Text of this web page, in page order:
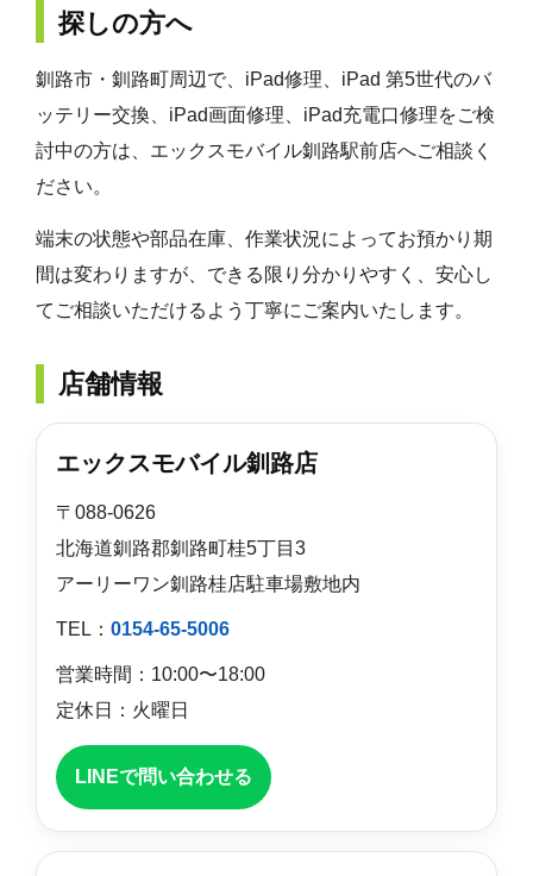
探しの方へ
釧路市・釧路町周辺で、iPad修理、iPad 第5世代のバ
ッテリー交換、iPad画面修理、iPad充電口修理をご検
討中の方は、エックスモバイル釧路駅前店へご相談く
ださい。
端末の状態や部品在庫、作業状況によってお預かり期
間は変わりますが、できる限り分かりやすく、安心し
てご相談いただけるよう丁寧にご案内いたします。
店舗情報
エックスモバイル釧路店
〒088-0626
北海道釧路郡釧路町桂5丁目3
アーリーワン釧路桂店駐車場敷地内
TEL： 0154-65-5006
営業時間：10:00〜18:00
定休日：火曜日
LINEで問い合わせる